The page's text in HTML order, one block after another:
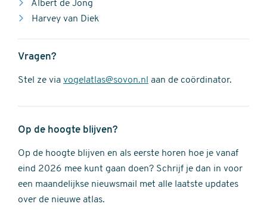
Albert de Jong
Harvey van Diek
Vragen?
Stel ze via vogelatlas@sovon.nl aan de coördinator.
Op de hoogte blijven?
Op de hoogte blijven en als eerste horen hoe je vanaf
eind 2026 mee kunt gaan doen? Schrijf je dan in voor
een maandelijkse nieuwsmail met alle laatste updates
over de nieuwe atlas.